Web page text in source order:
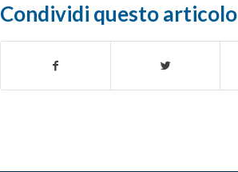
Condividi questo articolo